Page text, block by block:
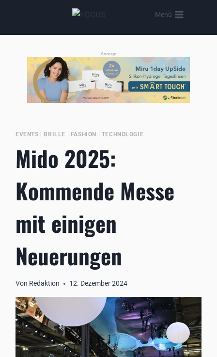
Menü
Anzeige
EVENTS | BRILLE | FASHION | TECHNOLOGIE
Mido 2025:
Kommende Messe
mit einigen
Neuerungen
Von Redaktion 12. Dezember 2024